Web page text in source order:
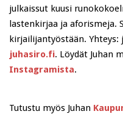
julkaissut kuusi
lastenkirjaa ja aforismeja.
kirjailijantyöstään.
juhasiro.fi. Löydät Juhan
Instagramista.
Tutustu myös Juhan